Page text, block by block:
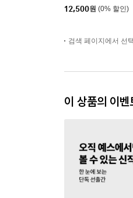
12,500원 (0% 할인)
검색 페이지에서 선
이 상품의 이벤